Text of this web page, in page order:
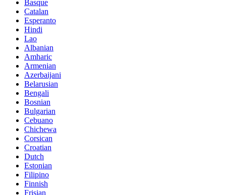
Basque
Catalan
Esperanto
Hindi
Lao
Albanian
Amharic
Armenian
Azerbaijani
Belarusian
Bengali
Bosnian
Bulgarian
Cebuano
Chichewa
Corsican
Croatian
Dutch
Estonian
Filipino
Finnish
Frisian